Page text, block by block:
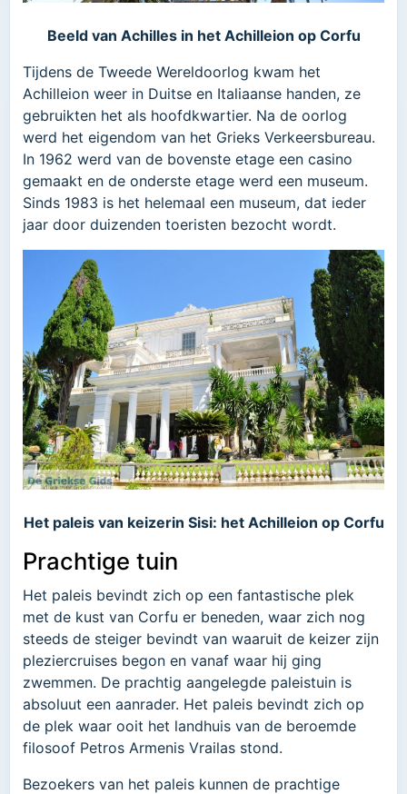
Beeld van Achilles in het Achilleion op Corfu
Tijdens de Tweede Wereldoorlog kwam het
Achilleion weer in Duitse en Italiaanse handen, ze
gebruikten het als hoofdkwartier. Na de oorlog
werd het eigendom van het Grieks Verkeersbureau.
In 1962 werd van de bovenste etage een casino
gemaakt en de onderste etage werd een museum.
Sinds 1983 is het helemaal een museum, dat ieder
jaar door duizenden toeristen bezocht wordt.
Het paleis van keizerin Sisi: het Achilleion op Corfu
Prachtige tuin
Het paleis bevindt zich op een fantastische plek
met de kust van Corfu er beneden, waar zich nog
steeds de steiger bevindt van waaruit de keizer zijn
pleziercruises begon en vanaf waar hij ging
zwemmen. De prachtig aangelegde paleistuin is
absoluut een aanrader. Het paleis bevindt zich op
de plek waar ooit het landhuis van de beroemde
filosoof Petros Armenis Vrailas stond.
Bezoekers van het paleis kunnen de prachtige